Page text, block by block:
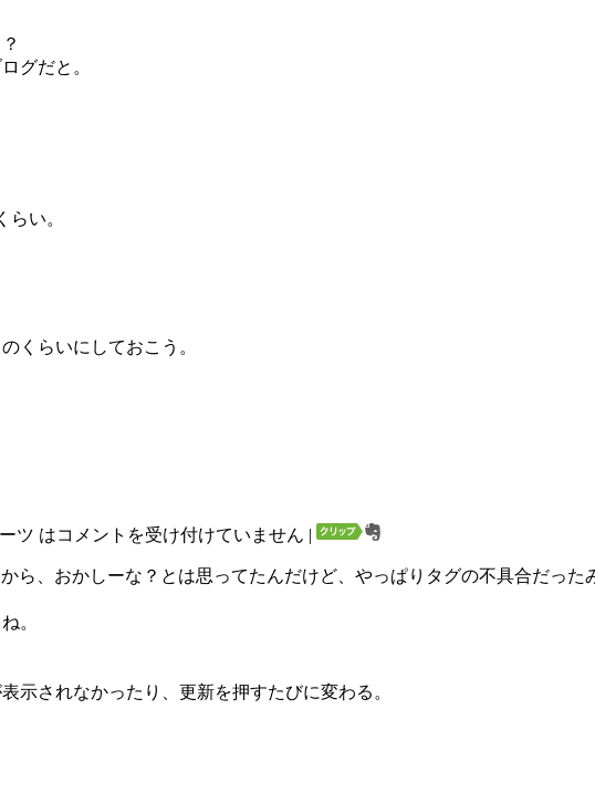
グだと。
い。
くらいにしておこう。
ツ はコメントを受け付けていません |
ら、おかしーな？とは思ってたんだけど、やっぱりタグの不具合だった
。
示されなかったり、更新を押すたびに変わる。